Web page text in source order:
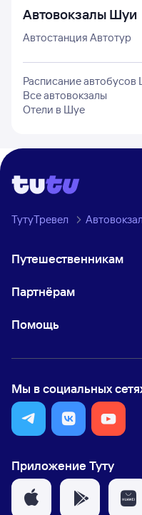
Автовокзалы Шуи
Автостанция Автотур
Расписание автобусов
Все автовокзалы
Отели в Шуе
ТутуТревел
Путешественникам
Партнёрам
Помощь
Мы в социальных
Приложение Туту